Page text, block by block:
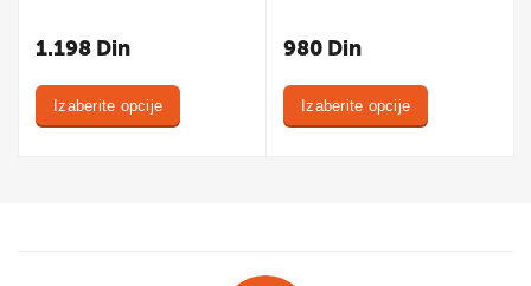
1.198 Din
Izaberite opcije
980 Din
Izaberite opcije